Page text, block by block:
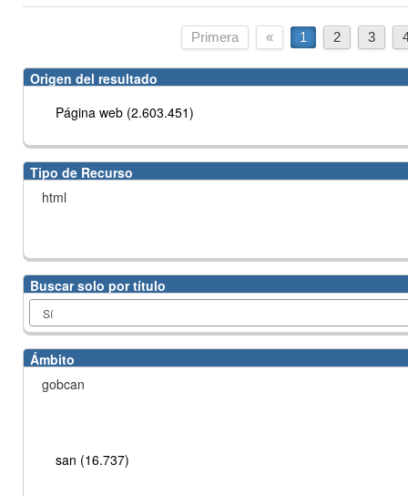
Primera « 1 2 3
Origen del resultado
Página web (2.603.451)
Tipo de Recurso
html
Buscar solo por título
Ámbito
gobcan
san (16.737)